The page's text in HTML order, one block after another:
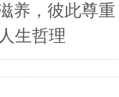
养，彼此尊重
生哲理